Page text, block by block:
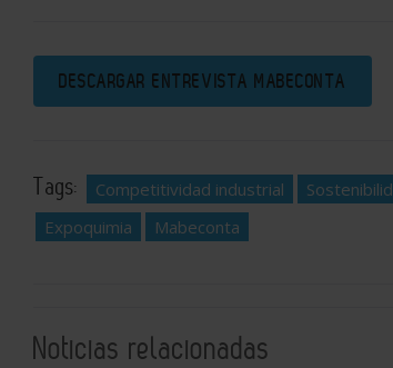
DESCARGAR ENTREVISTA MABECONTA
Tags: Competitividad industrial
Expoquimia
Mabeconta
Noticias relacionadas